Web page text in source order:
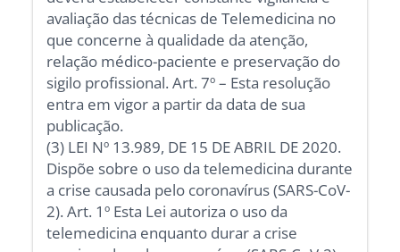
avaliação das técnicas de Telemedicina no
que concerne à qualidade da atenção,
relação médico-paciente e preservação do
sigilo profissional. Art. 7º – Esta resolução
entra em vigor a partir da data de sua
publicação.
(3) LEI Nº 13.989, DE 15 DE ABRIL DE 2020.
Dispõe sobre o uso da telemedicina durante
a crise causada pelo coronavírus (SARS-CoV-
2). Art. 1º Esta Lei autoriza o uso da
telemedicina enquanto durar a crise